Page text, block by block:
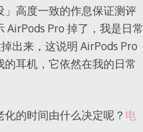
高度一致的作息保证测评
Pro 掉了，我是日常
出来，这说明 AirPods Pro
耳机，它依然在我的日常
的时间由什么决定呢？ 电